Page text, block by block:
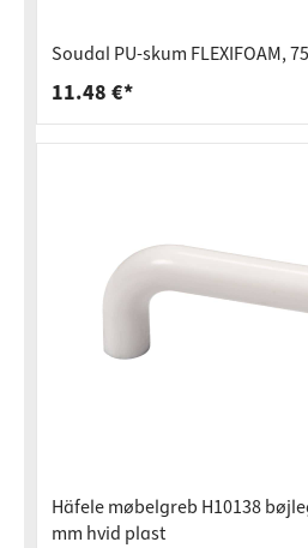
Soudal PU-skum FLEXIFOAM,
11.48 €*
Häfele møbelgreb H10138
mm hvid plast